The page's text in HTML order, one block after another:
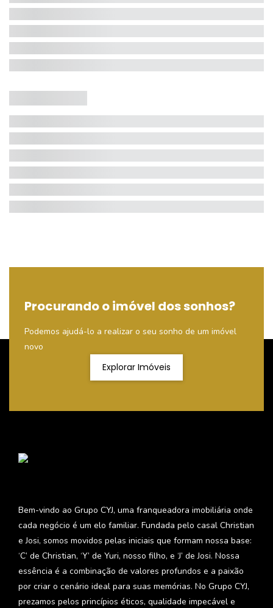
Procurando o imóvel dos sonhos?
Podemos ajudá-lo a realizar o seu sonho de um imóvel
novo
Explorar Imóveis
Bem-vindo ao Grupo CYJ, uma franqueadora imobiliária onde
cada negócio é um elo familiar. Fundada pelo casal Christian
e Josi, somos movidos pelas iniciais que formam nossa base:
‘C’ de Christian, ‘Y’ de Yuri, nosso filho, e ‘J’ de Josi. Nossa
essência é a combinação de valores profundos e a paixão
por criar o cenário ideal para suas memórias. No Grupo CYJ,
prezamos pelos princípios éticos, qualidade impecável e